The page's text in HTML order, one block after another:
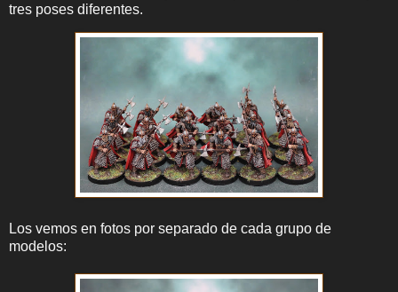
tres poses diferentes.
Los vemos en fotos por separado de cada grupo de
modelos: